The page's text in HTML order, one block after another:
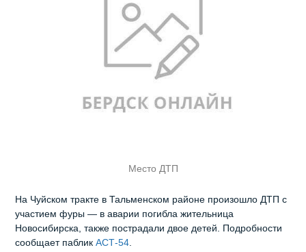
Место ДТП
На Чуйском тракте в Тальменском районе произошло ДТП с
участием фуры — в аварии погибла жительница
Новосибирска, также пострадали двое детей. Подробности
сообщает пабликАСТ-54.